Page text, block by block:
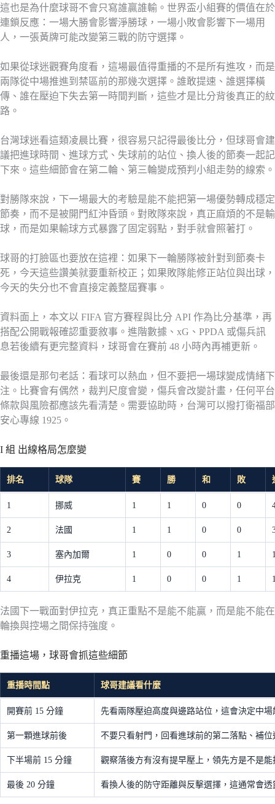
這也是為什麼球哥不會只寫誰贏誰輸。世界盃小組賽的價值在於
連鎖反應：一場大勝會影響淨勝球，一場小敗會影響下一場用
人，一張黃牌可能改變第三戰的防守選擇。
如果從球迷觀賽角度看，這場最值得重播的不是所有進攻，而是
兩隊從中場推進到禁區前的那幾次選擇。誰敢提速、誰選擇橫
傳、誰在壓迫下失去第一時間判斷，這些才是比分背後真正的紋
路。
台灣球迷看這類凌晨比賽，很容易只記得最後比分，但球哥會建
議把進球時間、進球方式、失球前的站位、換人後的節奏一起記
下來。這些細節會在第二輪、第三輪變成預判小組走勢的線索。
對勝隊來說，下一場最大的考驗是能不能把第一場優勢轉成穩定
節奏，而不是被開門紅沖昏頭。對敗隊來說，真正麻煩的不是輸
球，而是如果輸球方式暴露了固定弱點，對手就會照著打。
球哥的打臉區也要放在這裡：如果下一輪勝隊被針對到節奏卡
死，今天這些讚美就要重新校正；如果敗隊能修正站位與出球，
今天的失分也不會直接定義整屆賽事。
資料面上，本文以 FIFA 官方賽程與比分 API 作為比分基準，再
搭配公開戰報確認重要敘事。進階數據、xG、PPDA 或傷兵訊
息若後續有更完整資料，球哥會在賽前 48 小時內再補更新。
最後還是那句老話：看球可以熱血，但不要把一場球變成情緒下
注。比賽會有偶然，裁判尺度會變，傷兵會改變計畫，任何平台
條款與風險都應該先看清楚。需要協助時，台灣可以撥打衛福部
安心專線 1925。
I 組 出線格局怎麼變
排名 球隊 賽 勝 和 敗
1 挪威 1 1 0 0
2 法國 1 1 0 0
3 塞內加爾 1 0 0 1
4 伊拉克 1 0 0 1
法國下一戰面對伊拉克，真正重點不是能不能贏，而是能不能在
輪換與控場之間保持強度。
重播這場，球哥會抓這些細節
重播時間點 球哥建議看什麼
開賽前 15 分鐘 先看兩隊壓迫高度與邊路站位，這會決定中
第一顆進球前後 不要只看射門，回看進球前的第二落點、補
下半場前 15 分鐘 觀察落後方有沒有提早壓上，領先方是不是
最後 20 分鐘 看換人後的防守距離與反擊選擇，這通常會